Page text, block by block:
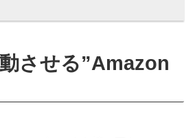
させる”Amazon